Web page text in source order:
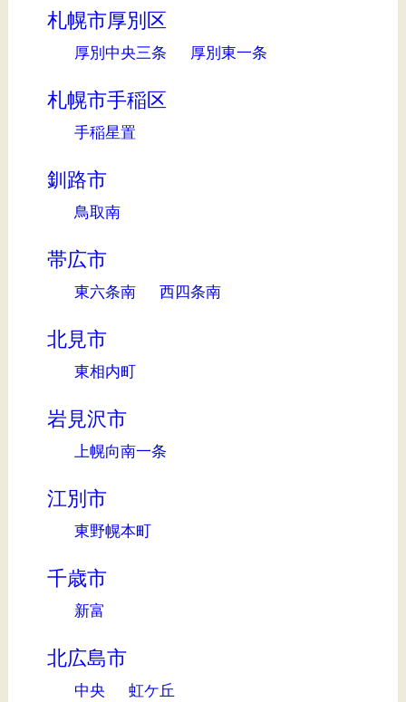
札幌市厚別区
厚別中央三条 厚別東一条
札幌市手稲区
手稲星置
釧路市
鳥取南
帯広市
東六条南 西四条南
北見市
東相内町
岩見沢市
上幌向南一条
江別市
東野幌本町
千歳市
新富
北広島市
中央 虹ケ丘